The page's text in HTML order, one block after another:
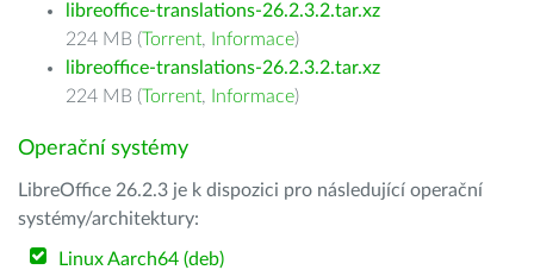
libreoffice-translations-26.2.3.2.tar.xz
224 MB (Torrent, Informace)
libreoffice-translations-26.2.3.2.tar.xz
224 MB (Torrent, Informace)
Operační systémy
LibreOffice 26.2.3 je k dispozici pro následující operační
systémy/architektury:
Linux Aarch64 (deb)